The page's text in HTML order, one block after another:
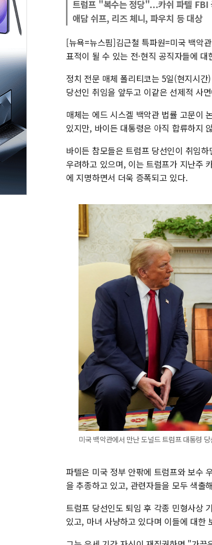
트럼프 "복수는 정당"...카쉬 파텔 FBI
애담 쉬프, 리즈 체니, 파우치 등 대상
[뉴욕=뉴스핌]김근철 특파원=미국 백악
표적이 될 수 있는 전·현직 공직자들에
정치 전문 매체 폴리티코는 5일(현지시
당선인 취임을 앞두고 이같은 선제적 사
매체는 에드 시스겔 백악관 법률 고문이
있지만, 바이든 대통령은 아직 합류하지
바이든 참모들은 트럼프 당선인이 취임
우려하고 있으며, 이는 트럼프가 지난주
에 지명하면서 더욱 증폭되고 있다.
미국 백악관에서 만난 도널드 트럼프 대통령
파텔은 미국 정부 안팎에 트럼프와 보수
을 추종하고 있고, 관련자들을 모두 색출
트럼프 당선인도 퇴임 후 각종 민형사상
있고, 마녀 사냥하고 있다며 이들에 대한